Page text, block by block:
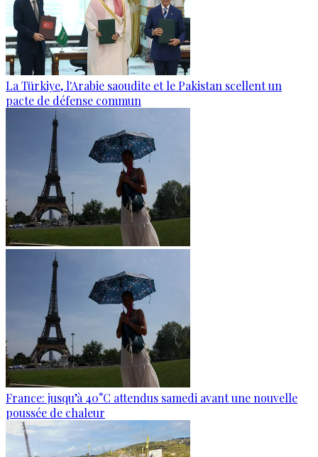
La Türkiye, l'Arabie saoudite et le Pakistan scellent un
pacte de défense commun
France: jusqu’à 40°C attendus samedi avant une nouvelle
poussée de chaleur